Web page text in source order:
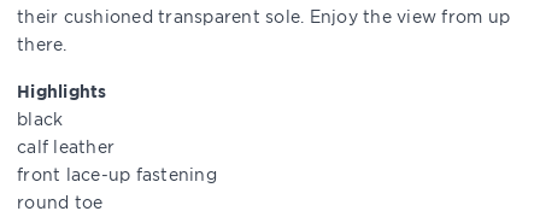
their cushioned transparent sole. Enjoy the view from up
there.
Highlights
black
calf leather
front lace-up fastening
round toe